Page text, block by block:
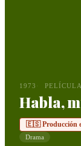
1973 PELÍCULA
Habla,
🇪🇸 Producción
Drama